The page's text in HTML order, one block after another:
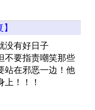
没有好日子
不要指责嘲笑那些
站在邪恶一边！他
！！！